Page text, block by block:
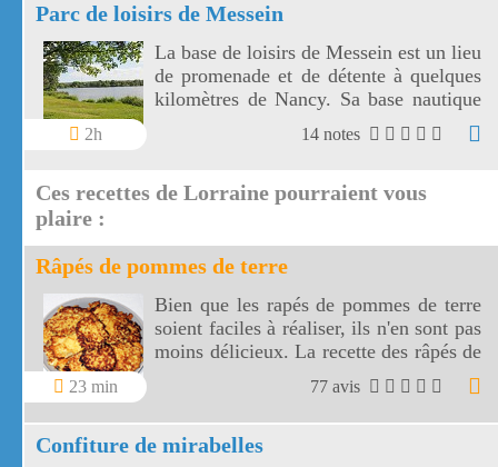
Parc de loisirs de Messein
2h
La base de loisirs de Messein est un lieu
de promenade et de détente à quelques
kilomètres de Nancy. Sa base nautique
utilise un plan d'eau de 14 hectares.
14 notes
Ces recettes de Lorraine pourraient vous
plaire :
Râpés de pommes de terre
23 min
Bien que les rapés de pommes de terre
soient faciles à réaliser, ils n'en sont pas
moins délicieux. La recette des râpés de
pommes de terre a pour base des
produits de la région Lorraine, plus
précisément des Vosges.
77 avis
Confiture de mirabelles